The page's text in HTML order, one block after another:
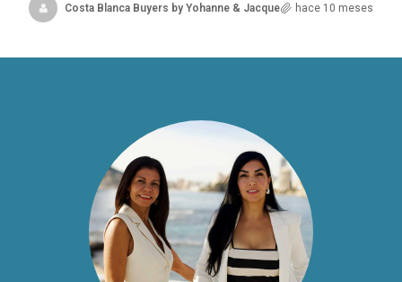
Costa Blanca Buyers by Yohanne & Jacquelinehace 10 meses